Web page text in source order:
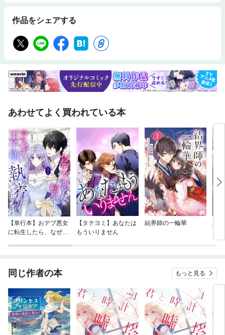
作品をシェアする
あわせてよく買われている本
【単行本】おデブ悪女
に転生したら、なぜか
【タテヨミ】あなたは
もういりません
結界師の一輪華
バ
今
同じ作者の本 もっと見る